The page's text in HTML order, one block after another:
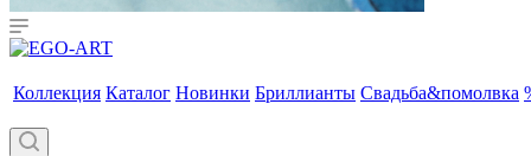
Коллекция Каталог Новинки Бриллианты Свадьба&помолвка